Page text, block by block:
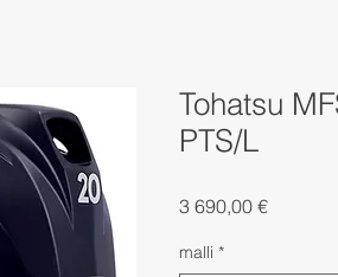
Tohatsu
PTS/L
3 690,00 €Price
malli *